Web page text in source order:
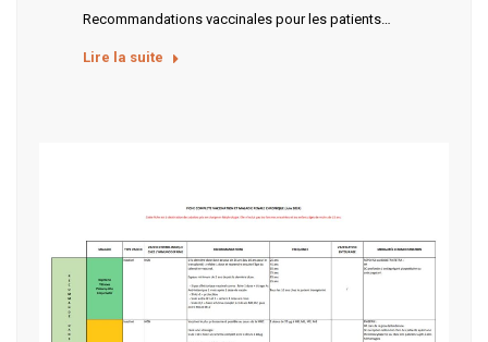
Recommandations vaccinales pour les patients…
Lire la suite